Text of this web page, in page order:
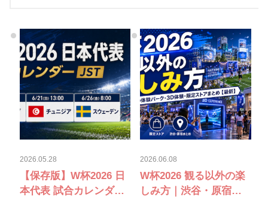
2026.05.28
【保存版】W杯2026 日
本代表 試合カレンダー
2026.06.08
W杯2026 観る以外の楽
しみ方｜渋谷・原宿の